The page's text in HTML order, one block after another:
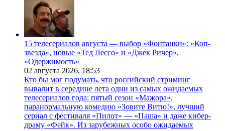
15 телесериалов августа — выбор «Фонтанки»: «Коп-
звезда», новые «Тед Лессо» и «Джек Ричер»,
«Одержимость»
02 августа 2026, 18:53
Кто бы мог подумать, что российский стриминг
вывалит в середине лета одни из самых ожидаемых
телесериалов года: пятый сезон «Мажора»,
паранормальную комедию «Зовите Витю!», лучший
сериал с фестиваля «Пилот» — «Паша» и даже кибер-
драму «Фейк». Из зарубежных особо ожидаемых